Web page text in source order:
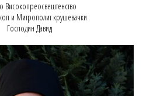
Високопреосвештенство
и Митрополит крушевачки
Господин Давид